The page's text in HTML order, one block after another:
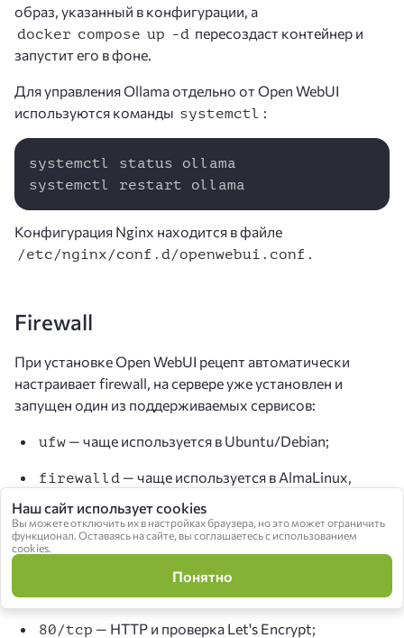
образ, указанный в конфигурации, а
docker compose up -d пересоздаст контейнер и
запустит его в фоне.
Для управления Ollama отдельно от Open WebUI
используются команды systemctl :
systemctl status ollama
systemctl restart ollama
Конфигурация Nginx находится в файле
/etc/nginx/conf.d/openwebui.conf .
Firewall
При установке Open WebUI рецепт автоматически
настраивает firewall, на сервере уже установлен и
запущен один из поддерживаемых сервисов:
ufw — чаще используется в Ubuntu/Debian;
firewalld — чаще используется в AlmaLinux,
Rocky Linux и CentOS.
В правилах файрвола уже разрешён необходимый
трафик для работы сервера:
22/tcp
80/tcp — HTTP и проверка Let's Encrypt;
Наш сайт использует cookies
Вы можете отключить их в настройках браузера, но это может ограничить
функционал. Оставаясь на сайте, вы соглашаетесь с использованием
cookies.
Понятно